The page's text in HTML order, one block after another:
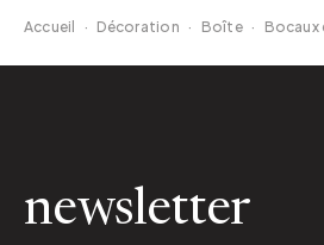
Accueil · Décoration · Boîte · Bocaux
newsletter